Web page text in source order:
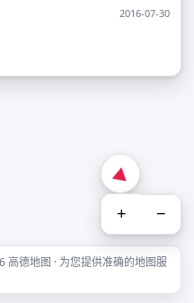
2016-07-30
+ −
高德地图 · 为您提供准确的地图服